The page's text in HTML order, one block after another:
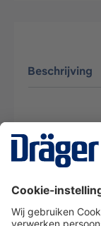
Beschrijving